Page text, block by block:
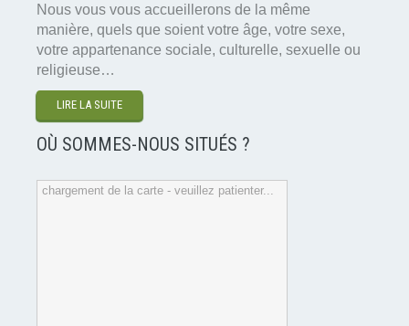
Nous vous vous accueillerons de la même
manière, quels que soient votre âge, votre sexe,
votre appartenance sociale, culturelle, sexuelle ou
religieuse…
LIRE LA SUITE
OÙ SOMMES-NOUS SITUÉS ?
chargement de la carte - veuillez patienter...